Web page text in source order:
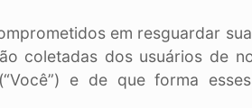
em resguardar
coletadas dos usuários de
e de que forma